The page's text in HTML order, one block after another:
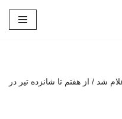
شد / از هفتم تا شانزده تیر در